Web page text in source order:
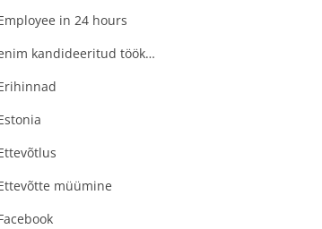
in 24 hours
enim kandideeritud töökohad
müümine